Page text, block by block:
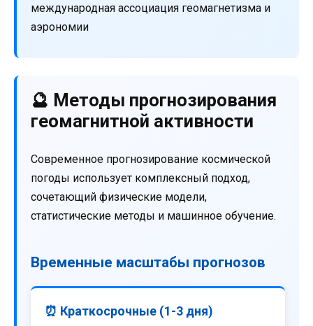
международная ассоциация геомагнетизма и
аэрономии
🔮 Методы прогнозирования
геомагнитной активности
Современное прогнозирование космической
погоды использует комплексный подход,
сочетающий физические модели,
статистические методы и машинное обучение.
Временные масштабы прогнозов
⏰ Краткосрочные (1-3 дня)